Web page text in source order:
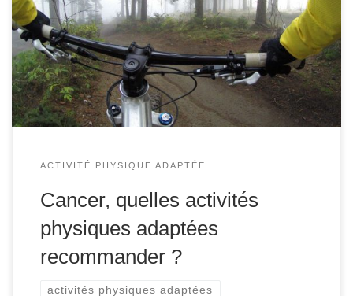
physique adaptée (APA) doit être soumise le plus tôt ­
possible chez les adolescents en prévention primaire.
L’APA doit être intégré dans le parcours de soin des
patients atteints d’un cancer. Une fois diagnostiqué, pour
éviter le déconditionnement […]
ACTIVITÉ PHYSIQUE ADAPTÉE
Cancer, quelles activités
physiques adaptées
recommander ?
activités physiques adaptées